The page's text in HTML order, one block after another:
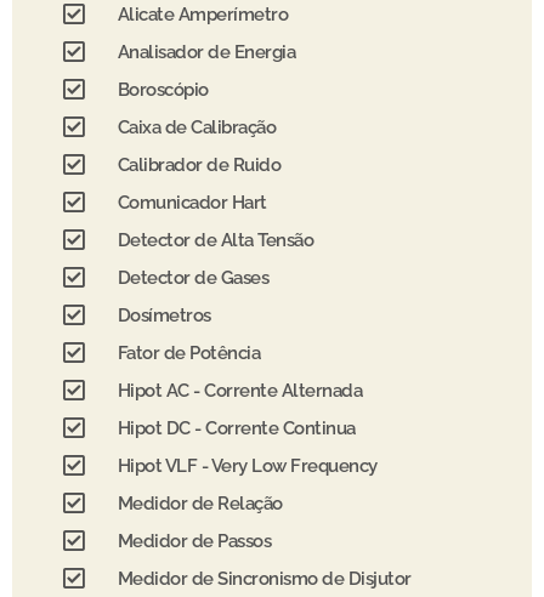
Alicate Amperímetro
Analisador de Energia
Boroscópio
Caixa de Calibração
Calibrador de Ruido
Comunicador Hart
Detector de Alta Tensão
Detector de Gases
Dosímetros
Fator de Potência
Hipot AC - Corrente Alternada
Hipot DC - Corrente Continua
Hipot VLF - Very Low Frequency
Medidor de Relação
Medidor de Passos
Medidor de Sincronismo de Disjutor